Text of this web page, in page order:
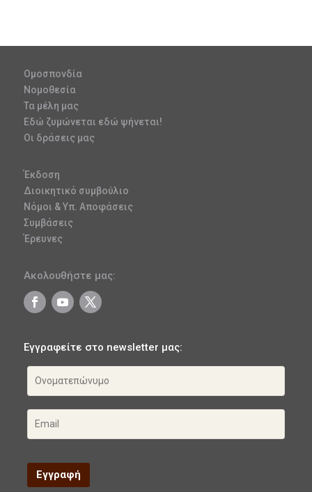
Ομοσπονδία
Νομοθεσία
Τα μέλη μας
Εδώ ζυμώνεται εδώ ψήνεται!
Οι δράσεις μας
Έκδοση
Διοικητικό συμβούλιο
Νόμοι & Υπ. Αποφάσεις
Συμβάσεις
Έρευνες
Ακολουθήστε μας:
Εγγραφείτε στο newsletter μας: